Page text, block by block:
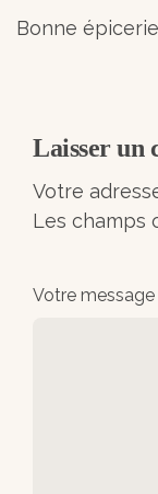
Bonne
Laisser un
Votre
Les champs
Votre message